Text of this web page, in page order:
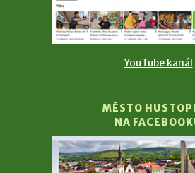
YouTube kanál
MĚSTO
NA